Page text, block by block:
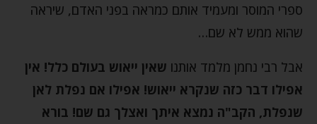
ספרי המוסר ומעמיד אותם כמראה בפני האדם, שיראה
שהוא ממש לא שם…
אבל רבי נחמן מלמד אותנו שאין ייאוש בעולם כלל! אין
אפילו דבר כזה שנקרא ייאוש! אפילו אם נפלת לאן
שנפלת, הקב"ה נמצא איתך ואצלך גם שם! בורא